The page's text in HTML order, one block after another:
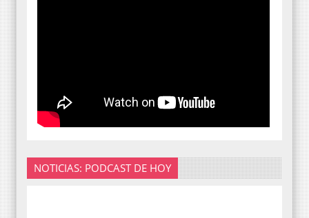
NOTICIAS: PODCAST DE HOY